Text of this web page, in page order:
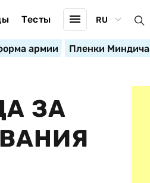
Тесты RU
армии Пленки Миндича
ЗА